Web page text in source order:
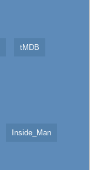
tMDB
Inside_Man